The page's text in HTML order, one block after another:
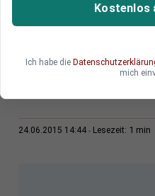
beerbt er den
McNerney.
24.06.2015 14:44 Lesezeit: 1 min
Kostenlos
Ich habe die
mich